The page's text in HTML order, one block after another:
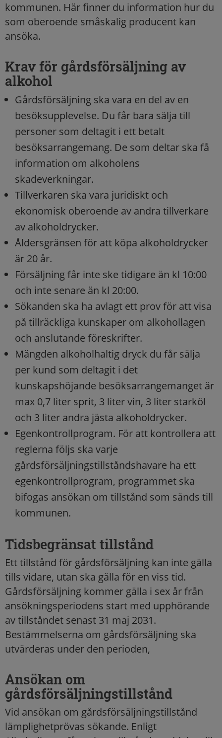
kommunen. Här finner du information hur du
som oberoende småskalig producent kan
ansöka.
Krav för gårdsförsäljning av
alkohol
Gårdsförsäljning ska vara en del av en
besöksupplevelse. Du får bara sälja till
personer som deltagit i ett betalt
besöksarrangemang. De som deltar ska få
information om alkoholens
skadeverkningar.
Tillverkaren ska vara juridiskt och
ekonomisk oberoende av andra tillverkare
av alkoholdrycker.
Åldersgränsen för att köpa alkoholdrycker
är 20 år.
Försäljning får inte ske tidigare än kl 10:00
och inte senare än kl 20:00.
Sökanden ska ha avlagt ett prov för att visa
på tillräckliga kunskaper om alkohollagen
och anslutande föreskrifter.
Mängden alkoholhaltig dryck du får sälja
per kund som deltagit i det
kunskapshöjande besöksarrangemanget är
max 0,7 liter sprit, 3 liter vin, 3 liter starköl
och 3 liter andra jästa alkoholdrycker.
Egenkontrollprogram. För att kontrollera att
reglerna följs ska varje
gårdsförsäljningstillståndshavare ha ett
egenkontrollprogram, programmet ska
bifogas ansökan om tillstånd som sänds till
kommunen.
Tidsbegränsat tillstånd
Ett tillstånd för gårdsförsäljning kan inte gälla
tills vidare, utan ska gälla för en viss tid.
Gårdsförsäljning kommer gälla i sex år från
ansökningsperiodens start med upphörande
av tillståndet senast 31 maj 2031.
Bestämmelserna om gårdsförsäljning ska
utvärderas under den perioden,
Ansökan om
gårdsförsäljningstillstånd
Vid ansökan om gårdsförsäljningstillstånd
lämplighetprövas sökande. Enligt